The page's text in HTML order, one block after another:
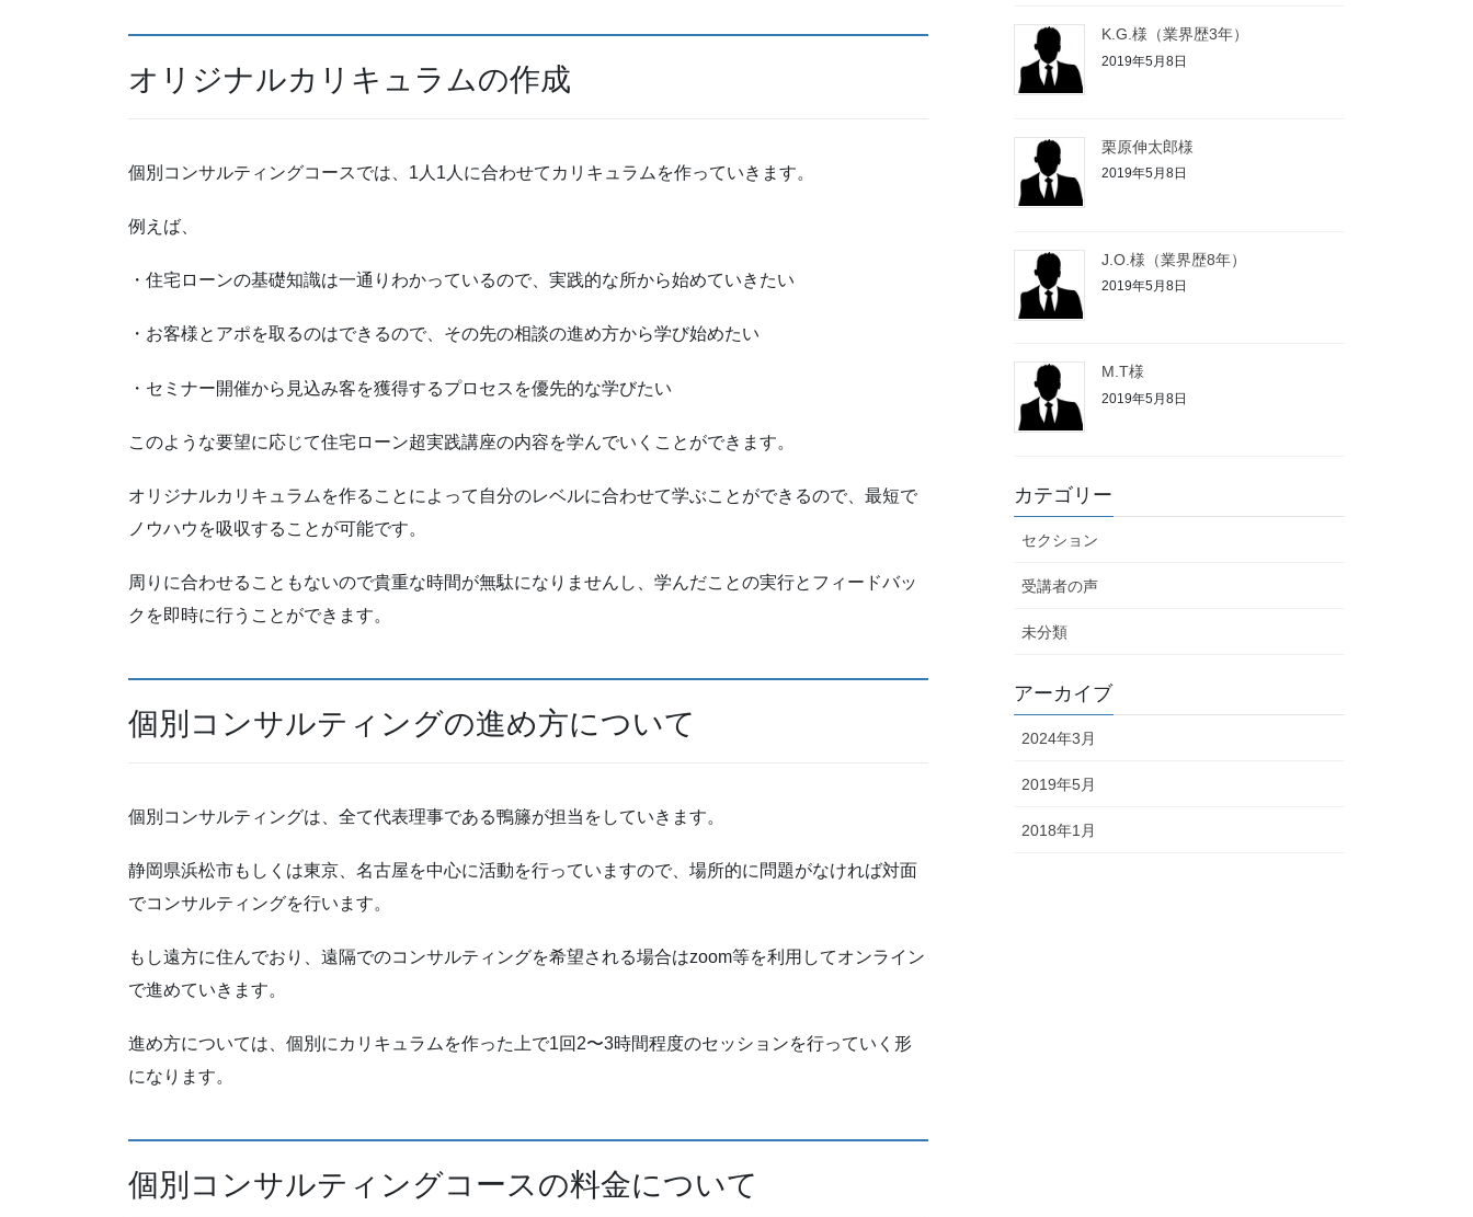
オリジナルカリキュラムの作成
個別コンサルティングコースでは、1人1人に合わせてカリキュラムを作っていきます。
例えば、
・住宅ローンの基礎知識は一通りわかっているので、実践的な所から始めていきたい
・お客様とアポを取るのはできるので、その先の相談の進め方から学び始めたい
・セミナー開催から見込み客を獲得するプロセスを優先的な学びたい
このような要望に応じて住宅ローン超実践講座の内容を学んでいくことができます。
オリジナルカリキュラムを作ることによって自分のレベルに合わせて学ぶことができるので、最短で
ノウハウを吸収することが可能です。
周りに合わせることもないので貴重な時間が無駄になりませんし、学んだことの実行とフィードバッ
クを即時に行うことができます。
個別コンサルティングの進め方について
個別コンサルティングは、全て代表理事である鴨籐が担当をしていきます。
静岡県浜松市もしくは東京、名古屋を中心に活動を行っていますので、場所的に問題がなければ対面
でコンサルティングを行います。
もし遠方に住んでおり、遠隔でのコンサルティングを希望される場合はzoom等を利用してオンライン
で進めていきます。
進め方については、個別にカリキュラムを作った上で1回2〜3時間程度のセッションを行っていく形
になります。
個別コンサルティングコースの料金について
K.G.様（業界歴3年）
2019年5月8日
栗原伸太郎様
2019年5月8日
J.O.様（業界歴8年）
2019年5月8日
M.T様
2019年5月8日
カテゴリー
セクション
受講者の声
未分類
アーカイブ
2024年3月
2019年5月
2018年1月